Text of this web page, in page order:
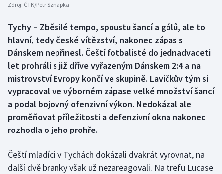
Box
Curling
Dostihy
Florbal
Futsal
Golf
Zdroj: ČTK/Petr Sznapka
Tychy – Zběsilé tempo, spoustu šancí a gólů, ale to
hlavní, tedy české vítězství, nakonec zápas s
Dánskem nepřinesl. Čeští fotbalisté do jednadvaceti
let prohráli s již dříve vyřazeným Dánskem 2:4 a na
mistrovství Evropy končí ve skupině. Lavičkův tým si
vypracoval ve výborném zápase velké množství šancí
a podal bojovný ofenzivní výkon. Nedokázal ale
proměňovat příležitosti a defenzivní okna nakonec
rozhodla o jeho prohře.
Čeští mladíci v Tychách dokázali dvakrát vyrovnat, na
další dvě branky však už nezareagovali. Na trefu Lucase